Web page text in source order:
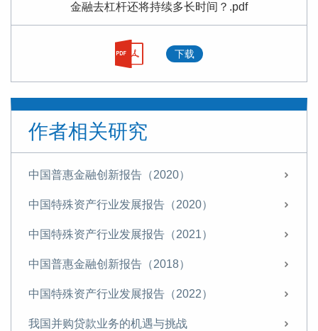
金融去杠杆还将持续多长时间？.pdf
下载
作者相关研究
中国普惠金融创新报告（2020）
中国特殊资产行业发展报告（2020）
中国特殊资产行业发展报告（2021）
中国普惠金融创新报告（2018）
中国特殊资产行业发展报告（2022）
我国并购贷款业务的机遇与挑战